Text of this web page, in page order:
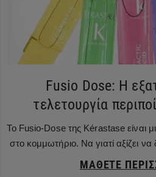
Fusio Dose: Η
τελετουργία
Το Fusio-Dose της Kérastase είναι
στο κομμωτήριο. Να γιατί αξίζει
ΜΆΘΕΤΕ